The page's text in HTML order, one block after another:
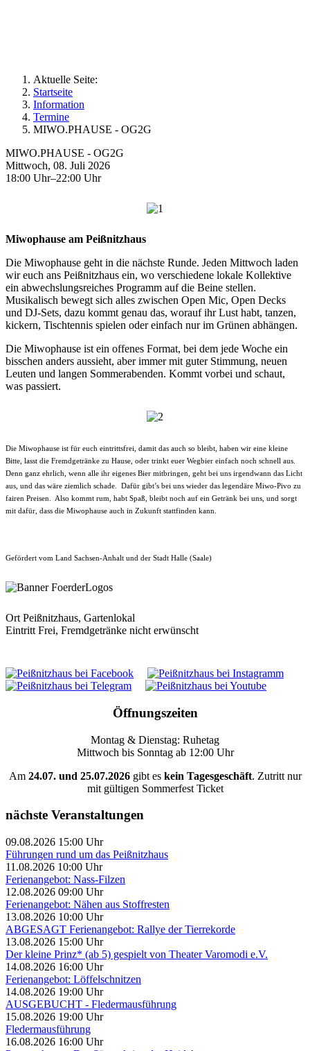
Aktuelle Seite:
Startseite
Information
Termine
MIWO.PHAUSE - OG2G
MIWO.PHAUSE - OG2G
Mittwoch, 08. Juli 2026
18:00 Uhr–22:00 Uhr
Miwophause am Peißnitzhaus
Die Miwophause geht in die nächste Runde. Jeden Mittwoch laden
wir euch ans Peißnitzhaus ein, wo verschiedene lokale Kollektive
ein abwechslungsreiches Programm auf die Beine stellen.
Musikalisch bewegt sich alles zwischen Open Mic, Open Decks
und DJ-Sets, dazu kommt genau das, worauf ihr Lust habt, tanzen,
kickern, Tischtennis spielen oder einfach nur im Grünen abhängen.
Die Miwophause ist ein offenes Format, bei dem jede Woche ein
bisschen anders aussieht, aber immer mit guter Stimmung, neuen
Leuten und langen Sommerabenden. Kommt vorbei und schaut,
was passiert.
Die Miwophause ist für euch eintrittsfrei, damit das auch so bleibt, haben wir eine kleine
Bitte, lasst die Fremdgetränke zu Hause, oder trinkt euer Wegbier einfach noch schnell aus.
Denn ganz ehrlich, wenn alle ihr eigenes Bier mitbringen, geht bei uns irgendwann das Licht
aus, und das wäre ziemlich schade. Dafür gibt’s bei uns wieder das legendäre Miwo-Pivo zu
fairen Preisen. Also kommt rum, habt Spaß, bleibt noch auf ein Getränk bei uns, und sorgt
mit dafür, dass die Miwophause auch in Zukunft stattfinden kann.
Gefördert vom Land Sachsen-Anhalt und der Stadt Halle (Saale)
Ort Peißnitzhaus, Gartenlokal
Eintritt Frei, Fremdgetränke nicht erwünscht
Öffnungszeiten
Montag & Dienstag: Ruhetag
Mittwoch bis Sonntag ab 12:00 Uhr
Am 24.07. und 25.07.2026gibt eskein Tagesgeschäft. Zutritt nur
mit gültigen Sommerfest Ticket
nächste Veranstaltungen
09.08.2026 15:00 Uhr
Führungen rund um das Peißnitzhaus
11.08.2026 10:00 Uhr
Ferienangebot: Nass-Filzen
12.08.2026 09:00 Uhr
Ferienangebot: Nähen aus Stoffresten
13.08.2026 10:00 Uhr
ABGESAGT Ferienangebot: Rallye der Tierrekorde
13.08.2026 15:00 Uhr
Der kleine Prinz* (ab 5) gespielt von Theater Varomodi e.V.
14.08.2026 16:00 Uhr
Ferienangebot: Löffelschnitzen
14.08.2026 19:00 Uhr
AUSGEBUCHT - Fledermausführung
15.08.2026 19:00 Uhr
Fledermausführung
16.08.2026 16:00 Uhr